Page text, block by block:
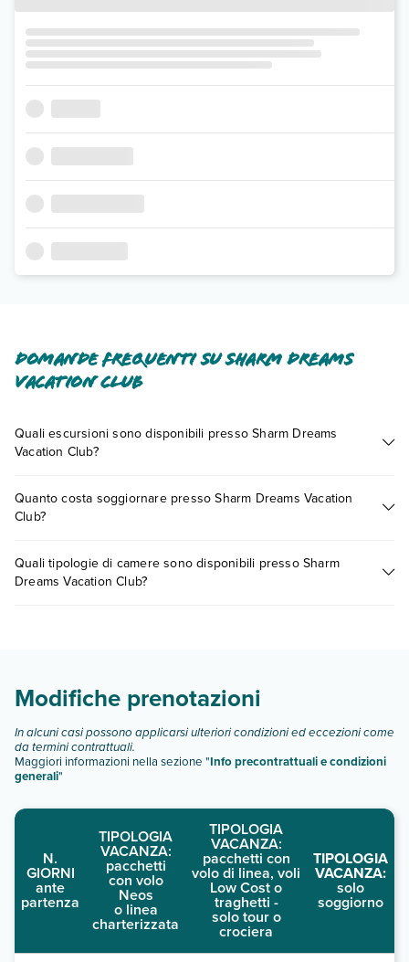
Domande frequenti su Sharm Dreams
Vacation Club
Quali escursioni sono disponibili presso Sharm Dreams
Vacation Club?
presso Sharm Dreams Vacation Club. Scoprile tutte nella
sezione dedicata
Quanto costa soggiornare presso Sharm Dreams Vacation
Club?
base a vari fattori (per es. date, condizioni dell'hotel, ecc). Per
consultare i prezzi, compila il motore di ricerca e scegli
Quali tipologie di camere sono disponibili presso Sharm
Dreams Vacation Club?
trilocali
Scopri tutti i dettagli nel paragrafo dedicato "
descrizione".
Modifiche prenotazioni
In alcuni casi possono applicarsi ulteriori condizioni ed eccezioni come
da termini contrattuali.
Maggiori informazioni nella sezione "Info precontrattuali e condizioni
generali"
N.
GIORNI
ante
partenza
TIPOLOGIA
VACANZA:
pacchetti
con volo
Neos
o linea
charterizzata
TIPOLOGIA
VACANZA:
pacchetti con
volo di linea, voli
Low Cost o
traghetti -
solo tour o
crociera
TIPOLOGIA
VACANZA:
solo
soggiorno